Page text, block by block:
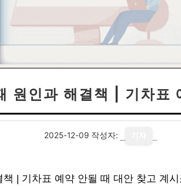
원인과 해결책 | 기차표
2025-12-09 작성자:
| 기차표 예약 안될 때 대안 찾고 계